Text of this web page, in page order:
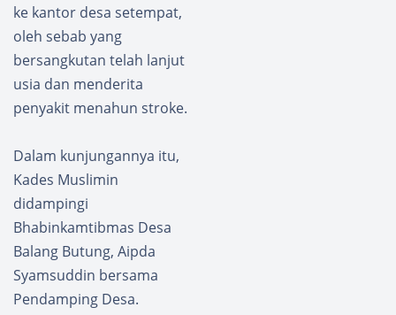
ke kantor desa setempat,
oleh sebab yang
bersangkutan telah lanjut
usia dan menderita
penyakit menahun stroke.
Dalam kunjungannya itu,
Kades Muslimin
didampingi
Bhabinkamtibmas Desa
Balang Butung, Aipda
Syamsuddin bersama
Pendamping Desa.